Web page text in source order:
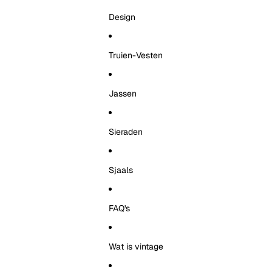
Design
Truien-Vesten
Jassen
Sieraden
Sjaals
FAQ's
Wat is vintage